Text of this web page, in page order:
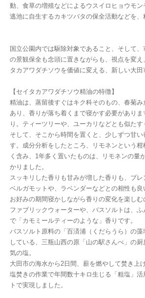
動、食草の増殖などによるウスイロヒョウモ
逃池に自生するカキツバタの保全活動などを、
国立公園内では駆除対象であること、そして
の景観保全も念頭に置きながらも、視点を変え
タカアワダチソウを価値に変える、新しい大田
【セイタカアワダチソウ精油の特徴】
精油は、蒸留後すぐはキク科そのもの、春菊
あり、香りが落ち着くまで寝かす必要がありま
り。ティーツリーや、ユーカリなどとも似たす
そして、そこから時間を置くと、少しずつ甘い
す。成分分析をしたところ、リモネンという
く含み、1年多く置いたものは、リモネンの量
かりました。
スッキリした香りも甘みが増した香りも、ブレ
ベルガモットや、ラベンダーなどとの相性も良
お好みの期間寝かしながら香りの変化を楽しむ
ファブリックウォーターや、バスソルトは、
で「カモミールティーのような」香りです。
バスソルト原料の「百済浦（くだらうら）の藻
している、三瓶山西の原「山の駅さんべ」の厨
気の塩。
大田市の海水から2日間、薪を燃やして焚き上
塩焚きの作業で年間数十キロ生じる「粗塩」活
トで実現しました。